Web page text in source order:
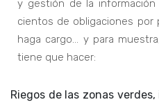
y gestión de la información
cientos de obligaciones por
haga cargo… y para
tiene que hacer:
Riegos de las zonas